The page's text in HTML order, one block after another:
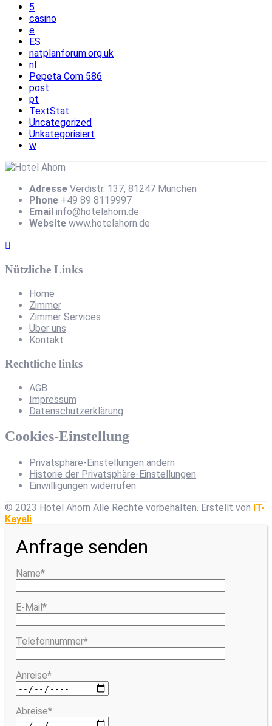
5
casino
e
ES
natplanforum.org.uk
nl
Pepeta Com 586
post
pt
TextStat
Uncategorized
Unkategorisiert
w
Adresse Verdistr. 137, 81247 München
Phone +49 89 8119997
Email info@hotelahorn.de
Website www.hotelahorn.de
Nützliche Links
Home
Zimmer
Zimmer Services
Über uns
Kontakt
Rechtliche links
AGB
Impressum
Datenschutzerklärung
Cookies-Einstellung
Privatsphäre-Einstellungen ändern
Historie der Privatsphäre-Einstellungen
Einwilligungen widerrufen
© 2023 Hotel Ahorn Alle Rechte vorbehalten. Erstellt von IT-
Kayali
Anfrage senden
Name*
E-Mail*
Telefonnummer*
Anreise*
Abreise*